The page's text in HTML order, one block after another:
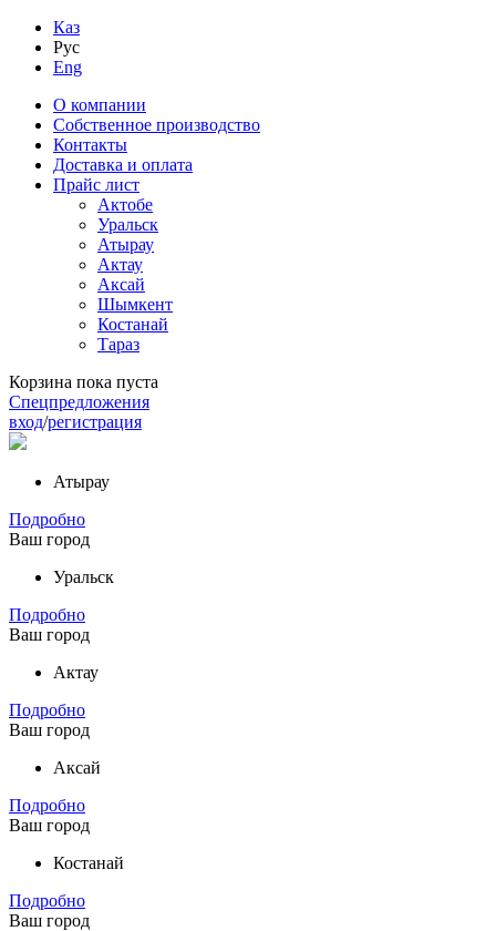
Каз
Рус
Eng
О компании
Собственное производство
Контакты
Доставка и оплата
Прайс лист
Актобе
Уральск
Атырау
Актау
Аксай
Шымкент
Костанай
Тараз
Корзина пока пуста
Спецпредложения
вход/регистрация
Атырау
Подробно
Ваш город
Уральск
Подробно
Ваш город
Актау
Подробно
Ваш город
Аксай
Подробно
Ваш город
Костанай
Подробно
Ваш город